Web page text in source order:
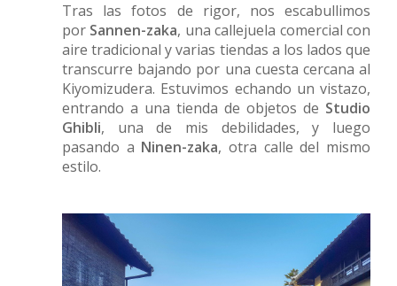
Tras las fotos de rigor, nos escabullimos
por Sannen-zaka, una callejuela comercial con
aire tradicional y varias tiendas a los lados que
transcurre bajando por una cuesta cercana al
Kiyomizudera. Estuvimos echando un vistazo,
entrando a una tienda de objetos de Studio
Ghibli, una de mis debilidades, y luego
pasando a Ninen-zaka, otra calle del mismo
estilo.